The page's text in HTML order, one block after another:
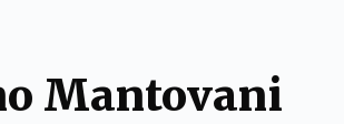
Mantovani